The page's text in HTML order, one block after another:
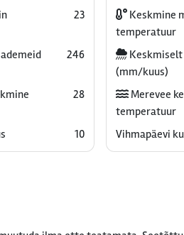
23
246
28
10
Keskmine
temperatuur
Keskmiselt
(mm/kuus)
Merevee
temperatuur
Vihmapäevi